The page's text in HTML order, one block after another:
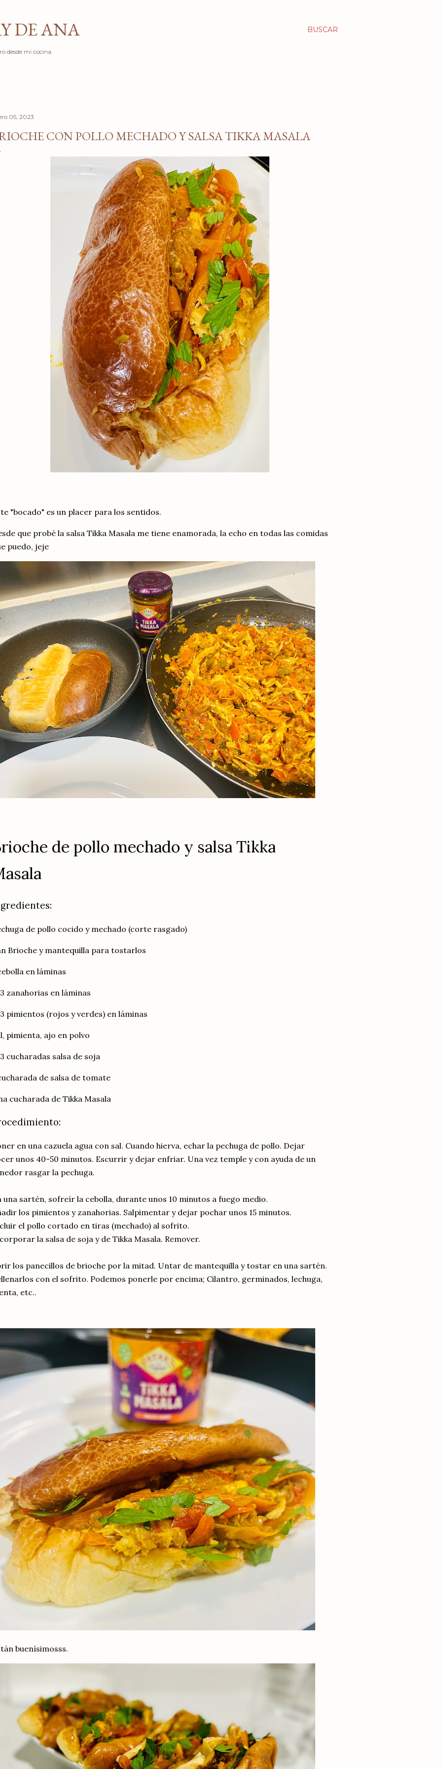
BUSCAR
DE ANA
desde mi cocina.
05, 2023
CON POLLO MECHADO Y SALSA TIKKA MASALA
"bocado" es un placer para los sentidos.
que probé la salsa Tikka Masala me tiene enamorada, la echo en todas las comidas
puedo, jeje
de pollo mechado y salsa Tikka
de pollo cocido y mechado (corte rasgado)
Brioche y mantequilla para tostarlos
en láminas
zanahorias en láminas
pimientos (rojos y verdes) en láminas
pimienta, ajo en polvo
cucharadas salsa de soja
de salsa de tomate
cucharada de Tikka Masala
en una cazuela agua con sal. Cuando hierva, echar la pechuga de pollo. Dejar
unos 40-50 minutos. Escurrir y dejar enfriar. Una vez temple y con ayuda de un
rasgar la pechuga.
una sartén, sofreír la cebolla, durante unos 10 minutos a fuego medio.
los pimientos y zanahorias. Salpimentar y dejar pochar unos 15 minutos.
el pollo cortado en tiras (mechado) al sofrito.
la salsa de soja y de Tikka Masala. Remover.
los panecillos de brioche por la mitad. Untar de mantequilla y tostar en una sartén.
con el sofrito. Podemos ponerle por encima; Cilantro, germinados, lechuga,
etc..
buenísimosss.